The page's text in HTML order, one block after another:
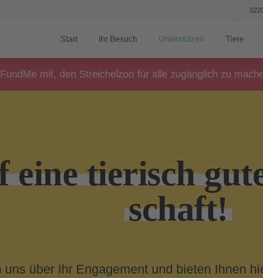
Start Ihr Besuch Unterstützen Tiere
mit, den Streichelzoo für alle zugänglich zu machen.
eine tierisch
schaft!
uns über Ihr Engagement und bieten Ihnen